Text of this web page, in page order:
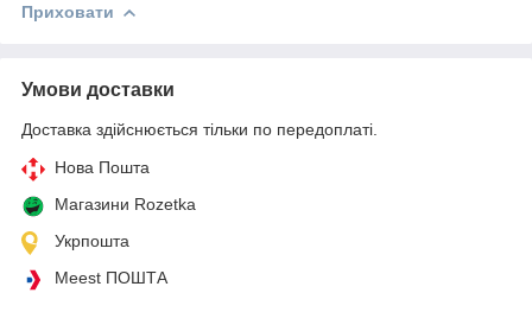
Приховати
Умови доставки
Доставка здійснюється тільки по передоплаті.
Нова Пошта
Магазини Rozetka
Укрпошта
Meest ПОШТА